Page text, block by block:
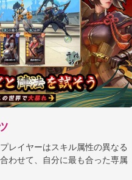
レイヤーはスキル属性の異なる
わせて、自分に最も合った専属